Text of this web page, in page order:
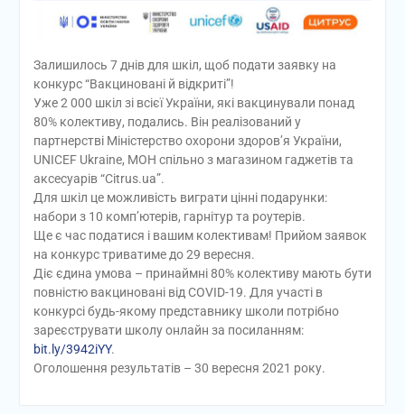
Залишилось 7 днів для шкіл, щоб подати заявку на
конкурс “Вакциновані й відкриті”!
Уже 2 000 шкіл зі всієї України, які вакцинували понад
80% колективу, подались. Він реалізований у
партнерстві Міністерство охорони здоров’я України,
UNICEF Ukraine, МОН спільно з магазином гаджетів та
аксесуарів “Citrus.ua”.
Для шкіл це можливість виграти цінні подарунки:
набори з 10 комп’ютерів, гарнітур та роутерів.
Ще є час податися і вашим колективам! Прийом заявок
на конкурс триватиме до 29 вересня.
Діє єдина умова – принаймні 80% колективу мають бути
повністю вакциновані від COVID-19. Для участі в
конкурсі будь-якому представнику школи потрібно
зареєструвати школу онлайн за посиланням:
bit.ly/3942iYY.
Оголошення результатів – 30 вересня 2021 року.